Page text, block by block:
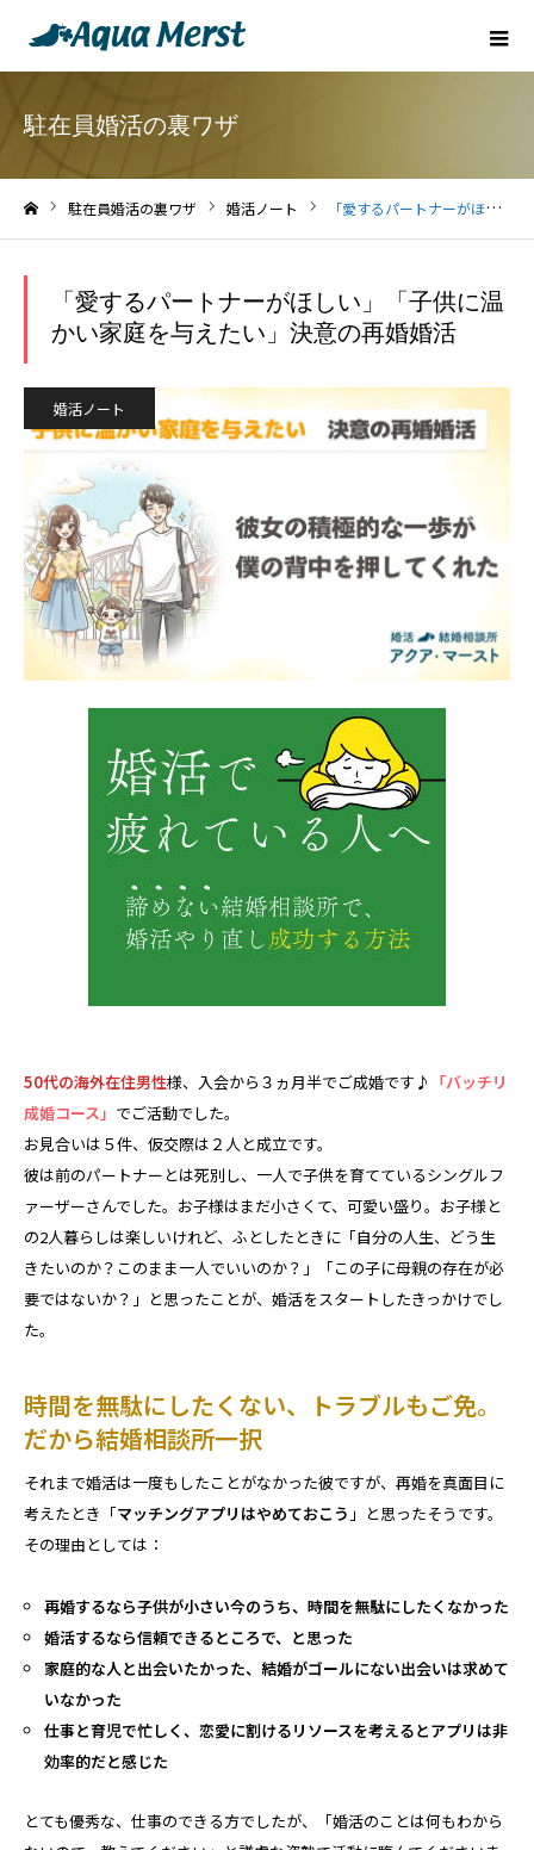
駐在員婚活の裏ワザ
駐在員婚活の裏ワザ 婚活ノート 「愛するパートナーがほしい」「子供に温かい家庭を与えたい」決意の再婚婚活
「愛するパートナーがほしい」「子供に温
かい家庭を与えたい」決意の再婚婚活
婚活ノート
50代の海外在住男性様、入会から３ヵ月半でご成婚です♪ 「バッチリ
成婚コース」 でご活動でした。
お見合いは５件、仮交際は２人と成立です。
彼は前のパートナーとは死別し、一人で子供を育てているシングルフ
ァーザーさんでした。お子様はまだ小さくて、可愛い盛り。お子様と
の2人暮らしは楽しいけれど、ふとしたときに「自分の人生、どう生
きたいのか？このまま一人でいいのか？」「この子に母親の存在が必
要ではないか？」と思ったことが、婚活をスタートしたきっかけでし
た。
時間を無駄にしたくない、トラブルもご免。
だから結婚相談所一択
それまで婚活は一度もしたことがなかった彼ですが、再婚を真面目に
考えたとき「マッチングアプリはやめておこう 」と思ったそうです。
その理由としては：
再婚するなら子供が小さい今のうち、時間を無駄にしたくなかった
婚活するなら信頼できるところで、と思った
家庭的な人と出会いたかった、結婚がゴールにない出会いは求めて
いなかった
仕事と育児で忙しく、恋愛に割けるリソースを考えるとアプリは非
効率的だと感じた
とても優秀な、仕事のできる方でしたが、「婚活のことは何もわから